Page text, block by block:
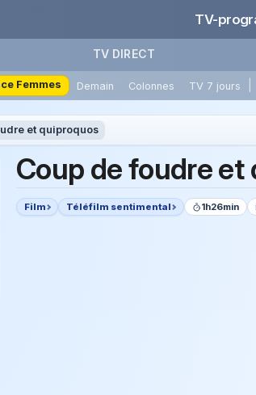
TV-
TV DIRECT
Femmes Demain Colonnes TV 7 jours
et quiproquos
Coup de foudre et
Film Téléfilm sentimental 1h26min